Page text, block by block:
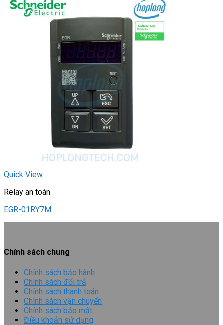
Quick View
Relay an toàn
EGR-01RY7M
Chính sách chung
Chính sách bảo hành
Chính sách đổi trả
Chính sách thanh toán
Chính sách vận chuyển
Chính sách bảo mật
Điều khoản sử dụng